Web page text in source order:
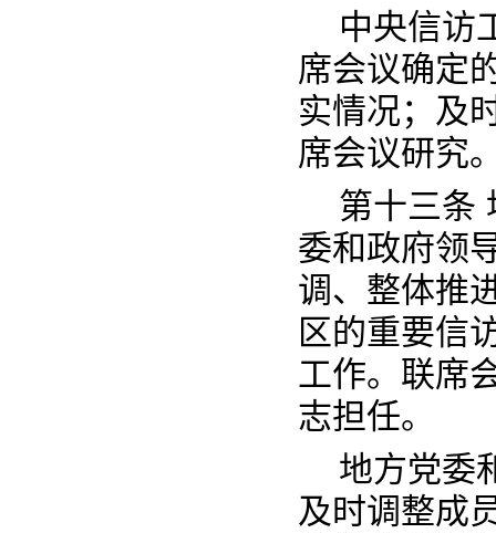
中央信访
席会议确定
实情况；及
席会议研究
第十三条
委和政府领
调、整体推
区的重要信
工作。联席
志担任。
地方党委
及时调整成